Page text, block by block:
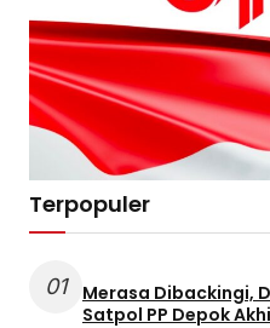
Terpopuler
01
Merasa Dibackingi,
Satpol PP Depok